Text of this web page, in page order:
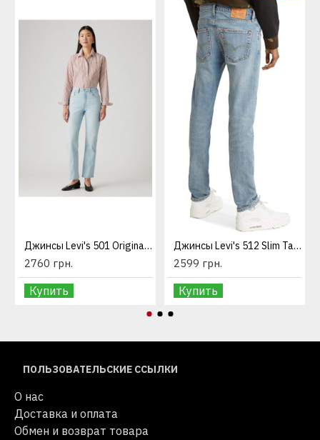
Джинсы Levi's 501 Original Fit Wow Me Over
2760 грн.
Купить
Джинсы Levi's 512 Slim Taper Fit Jeans Worn to Ride
2599 грн.
Купить
ПОЛЬЗОВАТЕЛЬСКИЕ ССЫЛКИ
О нас
Доставка и оплата
Обмен и возврат товара